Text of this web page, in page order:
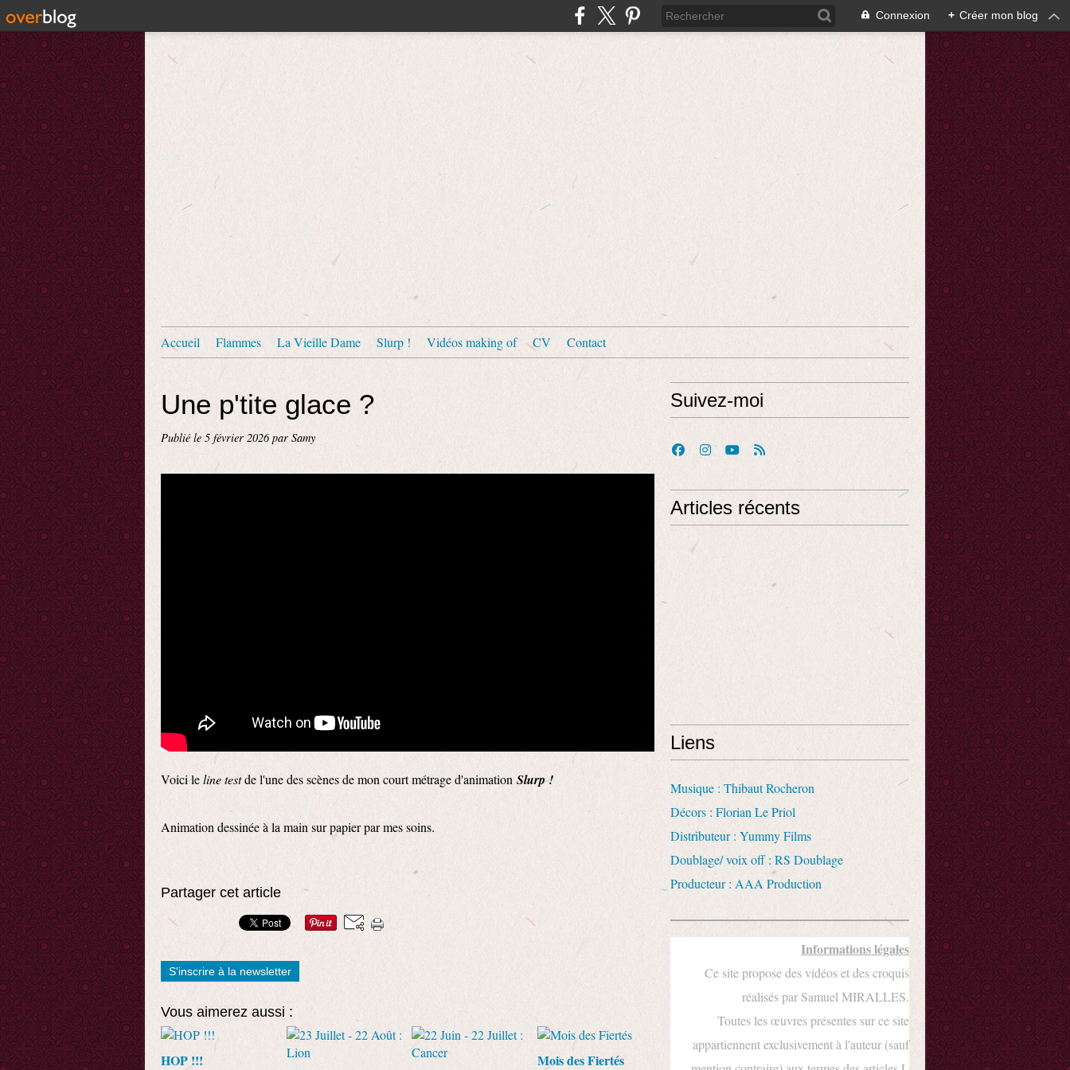
Connexion + Créer mon blog
Accueil Flammes La Vieille Dame Slurp ! Vidéos making of CV Contact
Une p'tite glace ?
Publié le 5 février 2026par Samy
Voici leline testde l'une des scènes de mon court métrage d'animation Slurp !
Animation dessinée à la main sur papier par mes soins.
Partager cet article
S'inscrire à la newsletter
Vous aimerez aussi :
HOP !!!
Mois des Fiertés
Suivez-moi
Articles récents
Liens
Musique : Thibaut Rocheron
Décors : Florian Le Priol
Distributeur : Yummy Films
Doublage/ voix off : RS Doublage
Producteur : AAA Production
Informations légales
Ce site propose des vidéos et des croquis
réalisés par Samuel MIRALLES.
Toutes les œuvres présentes sur ce site
appartiennent exclusivement à l'auteur (sauf